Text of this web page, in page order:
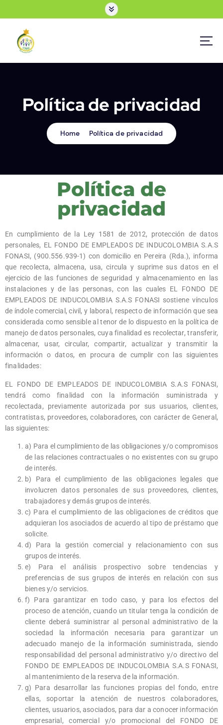
Política de privacidad
Home Política de privacidad
Política de
privacidad
En cumplimiento de la Ley 1581 de 2012, protección de datos
personales, EL FONDO DE EMPLEADOS DE INDUCOLOMBIA S.A.S
FONASI, (900.556.939-1) con domicilio en Pereira (Rda.), informa
que recolecta, almacena, usa, circula y suprime sus datos en el
ejercicio de las funciones de seguridad y almacenamiento en las
instalaciones y de las personas, con las cuales EL FONDO DE
EMPLEADOS DE INDUCOLOMBIA S.A.S FONASI sostiene vínculos
de índole comercial, civil, y laboral, respecto de información que sea
considerada como sensible al tenor de lo dispuesto en la política de
manejo de datos personales, cuya finalidad es recolectar, transferir,
almacenar, usar, circular, compartir, actualizar y transmitir la
información o datos, en procura de cumplir con las siguientes
finalidades:
EL FONDO DE EMPLEADOS DE INDUCOLOMBIA S.A.S FONASI,
tendrá como finalidad con la información suministrada y
recolectada, previamente autorizada por sus usuarios, clientes,
contratistas, proveedores, colaboradores, con carácter de General,
las siguientes:
a) Para el cumplimiento de las obligaciones y/o compromisos
de las relaciones contractuales o no existentes con su grupo
de interés.
b) Para el cumplimiento de las obligaciones legales que
involucren datos personales de sus proveedores, clientes,
trabajadores y demás grupos de interés.
c) Para el cumplimiento de las obligaciones de créditos que
adquieran los asociados de acuerdo al tipo de préstamo que
solicite.
d) Para la gestión comercial y relacionamiento con sus
grupos de interés.
e) Para el análisis prospectivo sobre tendencias y
preferencias de sus grupos de interés en relación con sus
bienes y/o servicios.
f) Para garantizar en todo caso, y para los efectos del
proceso de atención, cuando un titular tenga la condición de
cliente deberá suministrar al personal administrativo de la
sociedad la información necesaria para garantizar un
adecuado manejo de la información suministrada, siendo
responsabilidad del personal administrativo y/o directivo del
FONDO DE EMPLEADOS DE INDUCOLOMBIA S.A.S FONASI,
al mantenimiento de la reserva de la información.
g) Para desarrollar las funciones propias del fondo, entre
ellas, soportar la atención de nuestros colaboradores,
clientes, usuarios, asociados, para dar a conocer información
empresarial, comercial y/o promocional del FONDO DE